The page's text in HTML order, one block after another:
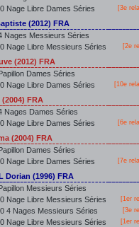
Nage Libre Dames Séries [3e
(2012) FRA
Nages Messieurs Séries
Nage Libre Messieurs Séries [2e
(2012) FRA
Dames Séries
Nage Libre Dames Séries [10e
FRA
Nages Dames Séries
Nage Libre Dames Séries [6e
(2004) FRA
Dames Séries
Nage Libre Dames Séries [7e
Dorian (1996) FRA
Messieurs Séries
Nage Libre Messieurs Séries [1er
4 Nages Messieurs Séries [3e
Nage Libre Messieurs Séries [1er